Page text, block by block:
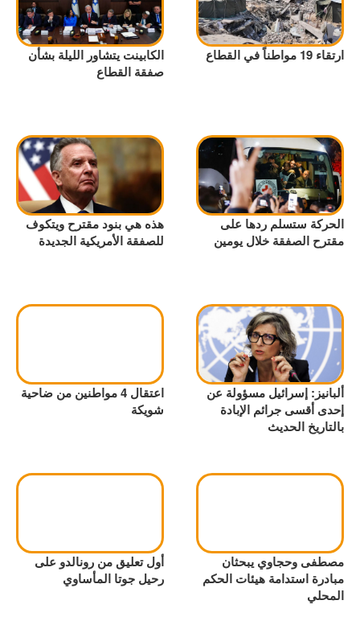
ارتقاء 19 مواطناً في القطاع
الكابينت يتشاور الليلة بشأن
صفقة القطاع
الحركة ستسلم ردها على
مقترح الصفقة خلال يومين
هذه هي بنود مقترح ويتكوف
للصفقة الأمريكية الجديدة
ألبانيز: إسرائيل مسؤولة عن
إحدى أقسى جرائم الإبادة
بالتاريخ الحديث
اعتقال 4 مواطنين من ضاحية
شويكة
مصطفى وحجاوي يبحثان
مبادرة استدامة هيئات الحكم
المحلي
أول تعليق من رونالدو على
رحيل جوتا المأساوي